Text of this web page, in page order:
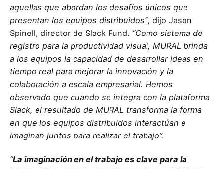
aquellas que abordan los desafíos únicos que
presentan los equipos distribuidos”, dijo Jason
Spinell, director de Slack Fund. “Como sistema de
registro para la productividad visual, MURAL brinda
a los equipos la capacidad de desarrollar ideas en
tiempo real para mejorar la innovación y la
colaboración a escala empresarial. Hemos
observado que cuando se integra con la plataforma
Slack, el resultado de MURAL transforma la forma
en que los equipos distribuidos interactúan e
imaginan juntos para realizar el trabajo”.
“La imaginación en el trabajo es clave para la